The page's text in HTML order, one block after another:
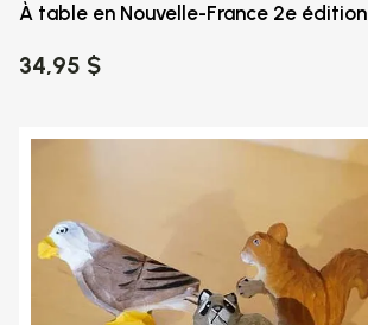
À table en Nouvelle-France 2e édition
34,95 $